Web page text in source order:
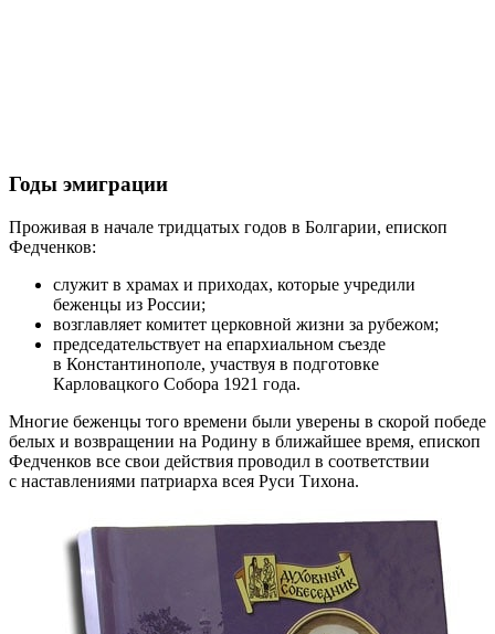
Годы эмиграции
Проживая в начале тридцатых годов в Болгарии, епископ
Федченков:
служит в храмах и приходах, которые учредили
беженцы из России;
возглавляет комитет церковной жизни за рубежом;
председательствует на епархиальном съезде
в Константинополе, участвуя в подготовке
Карловацкого Собора 1921 года.
Многие беженцы того времени были уверены в скорой победе
белых и возвращении на Родину в ближайшее время, епископ
Федченков все свои действия проводил в соответствии
с наставлениями патриарха всея Руси Тихона.